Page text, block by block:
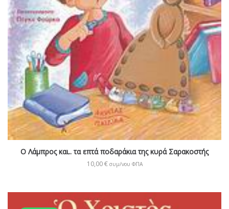
Ο Λάμπρος και.. τα επτά ποδαράκια της κυρά Σαρακοστής
10,00€ συμ/νου ΦΠΑ